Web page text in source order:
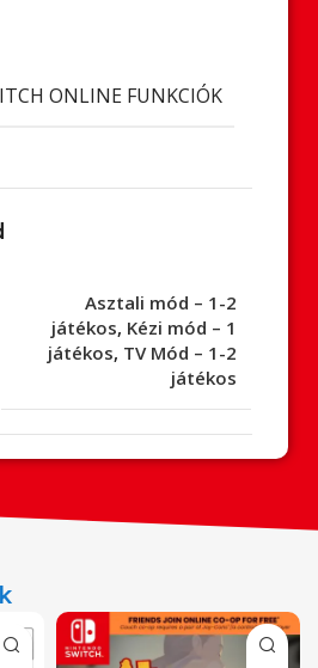
ONLINE FUNKCIÓK
Asztali mód – 1-2
játékos, Kézi mód – 1
játékos, TV Mód – 1-2
játékos